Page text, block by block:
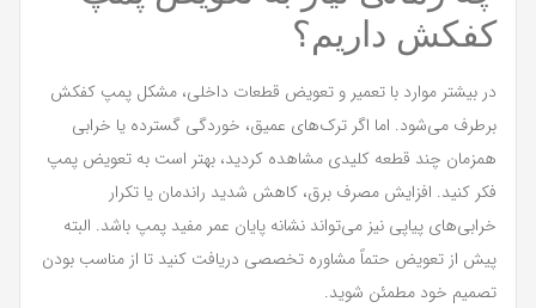
کفکش داریم؟
در بیشتر موارد با تعمیر و تعویض قطعات داخلی، مشکل پمپ کفکش
برطرف می‌شود. اما اگر ترک‌های عمیق، خوردگی گسترده یا خرابی
همزمان چند قطعه کلیدی مشاهده کردید، بهتر است به تعویض پمپ
فکر کنید. افزایش مصرف برق، کاهش شدید راندمان یا تکرار
خرابی‌های پیاپی نیز می‌تواند نشانه پایان عمر مفید پمپ باشد. البته
پیش از تعویض حتماً مشاوره تخصصی دریافت کنید تا از مناسب بودن
تصمیم خود مطمئن شوید.